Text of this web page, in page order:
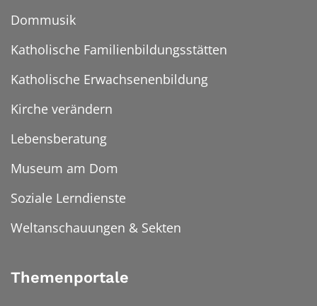
Dommusik
Katholische Familienbildungsstätten
Katholische Erwachsenenbildung
Kirche verändern
Lebensberatung
Museum am Dom
Soziale Lerndienste
Weltanschauungen & Sekten
Themenportale